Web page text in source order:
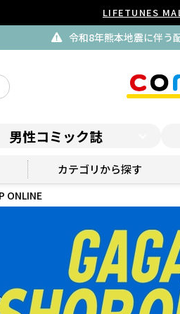
LIFETUNES
令和8年熊本地震に伴う
男性コミック誌
カテゴリから探す
ONLINE
GAGAGA